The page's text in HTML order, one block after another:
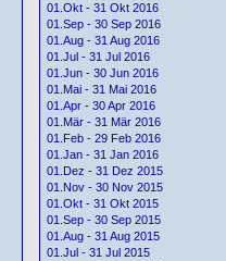
01.Okt - 31 Okt 2016
01.Sep - 30 Sep 2016
01.Aug - 31 Aug 2016
01.Jul - 31 Jul 2016
01.Jun - 30 Jun 2016
01.Mai - 31 Mai 2016
01.Apr - 30 Apr 2016
01.Mär - 31 Mär 2016
01.Feb - 29 Feb 2016
01.Jan - 31 Jan 2016
01.Dez - 31 Dez 2015
01.Nov - 30 Nov 2015
01.Okt - 31 Okt 2015
01.Sep - 30 Sep 2015
01.Aug - 31 Aug 2015
01.Jul - 31 Jul 2015